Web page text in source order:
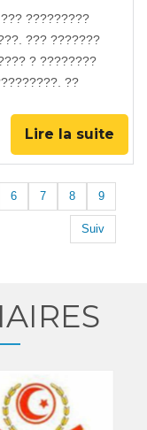
?????????
??? ???????
? ????????
??
Lire la suite
6 7 8 9
Suiv